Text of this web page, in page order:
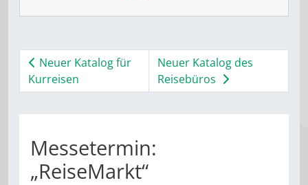
Neuer Katalog für
Kurreisen
Neuer Katalog des
Reisebüros
Messetermin:
„ReiseMarkt“